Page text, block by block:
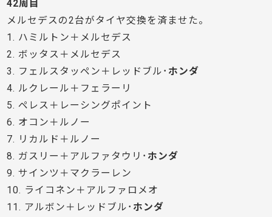
42周目
メルセデスの2台がタイヤ交換を済ませた。
1. ハミルトン＋メルセデス
2. ボッタス＋メルセデス
3. フェルスタッペン＋レッドブル･ ホンダ
4. ルクレール＋フェラーリ
5. ペレス＋レーシングポイント
6. オコン＋ルノー
7. リカルド＋ルノー
8. ガスリー＋アルファタウリ･ ホンダ
9. サインツ＋マクラーレン
10. ライコネン＋アルファロメオ
11. アルボン＋レッドブル･ ホンダ